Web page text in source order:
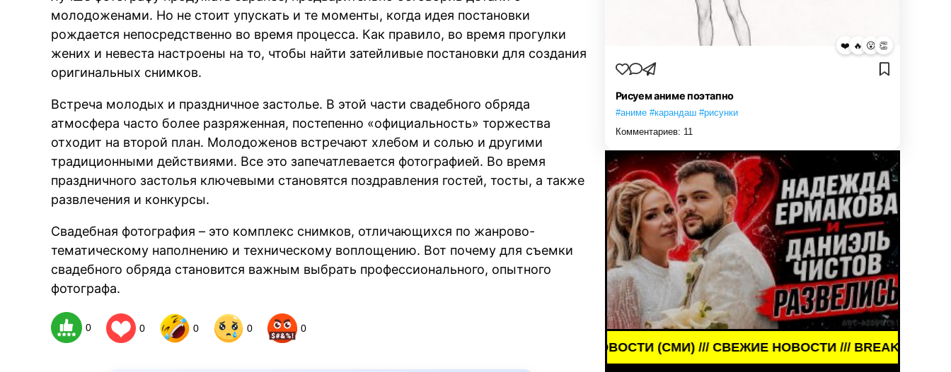
молодоженами. Но не стоит упускать и те моменты, когда идея постановки
рождается непосредственно во время процесса. Как правило, во время прогулки
жених и невеста настроены на то, чтобы найти затейливые постановки для создания
оригинальных снимков.
Встреча молодых и праздничное застолье. В этой части свадебного обряда
атмосфера часто более разряженная, постепенно «официальность» торжества
отходит на второй план. Молодоженов встречают хлебом и солью и другими
традиционными действиями. Все это запечатлевается фотографией. Во время
праздничного застолья ключевыми становятся поздравления гостей, тосты, а также
развлечения и конкурсы.
Свадебная фотография – это комплекс снимков, отличающихся по жанрово-
тематическому наполнению и техническому воплощению. Вот почему для съемки
свадебного обряда становится важным выбрать профессионального, опытного
фотографа.
0 0 0 0 0
❤️ 🔥 😮 👏
Рисуем аниме поэтапно
#аниме #карандаш #рисунки
Комментариев: 11
BREAKING NEWS /// НОВОСТИ (СМИ) /// СВЕЖИЕ НОВОСТИ /// BREAKING NEWS ///